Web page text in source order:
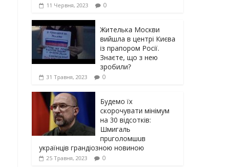
11 Червня, 2023 0
Жителька Москви
вийшла в центрі Києва
із прапором Росії.
Знаєте, що з нею
зробили?
31 Травня, 2023 0
Будемо їх
скорочувати мінімум
на 30 відсотків:
Шмигаль
прuголомшuв
українців грaндіoзнoю новиною
25 Травня, 2023 0